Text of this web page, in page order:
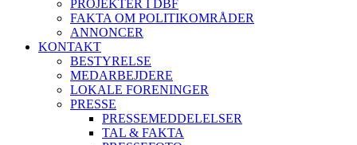
PROJEKTER I DBF
FAKTA OM POLITIKOMRÅDER
ANNONCER
KONTAKT
BESTYRELSE
MEDARBEJDERE
LOKALE FORENINGER
PRESSE
PRESSEMEDDELELSER
TAL & FAKTA